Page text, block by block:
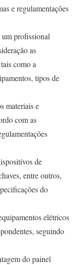
e regulamentações
profissional
as
como a
tipos de
materiais e
com as
de
entre outros,
do
elétricos
seguindo
do painel